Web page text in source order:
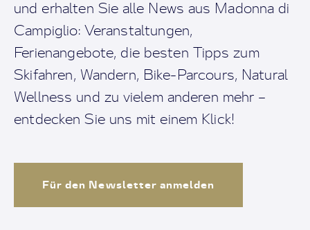
und erhalten Sie alle News aus Madonna di
Campiglio: Veranstaltungen,
Ferienangebote, die besten Tipps zum
Skifahren, Wandern, Bike-Parcours, Natural
Wellness und zu vielem anderen mehr –
entdecken Sie uns mit einem Klick!
Für den Newsletter anmelden